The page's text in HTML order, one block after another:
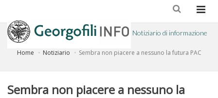
Notiziario di informazione
Home Notiziario Sembra non piacere a nessuno la futura PAC
Sembra non piacere a nessuno la